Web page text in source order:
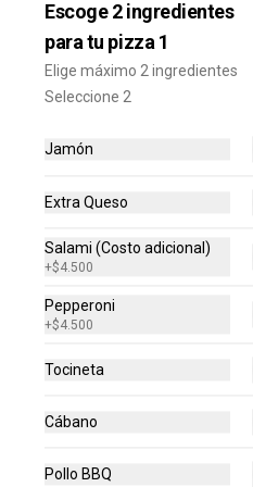
+ Arequipe o Cinnamon Rolls (16
$144.200
DOBBLE PIZZAS
X6 + ROLLS X16
2 pizzas medianas de 1
Pancitos x6 (Ajo o Cinnamon) +
Escoge 2 ingredientes
para tu pizza 1
Elige máximo 2 ingredientes
Seleccione 2
Jamón
Extra Queso
Salami (Costo adicional)
+$4.500
Pepperoni
+$4.500
Tocineta
Cábano
Pollo BBQ